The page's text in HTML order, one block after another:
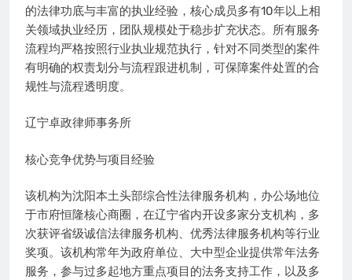
的法律功底与丰富的执业经验，核心成员多有10年以上相
关领域执业经历，团队规模处于稳步扩充状态。所有服务
流程均严格按照行业执业规范执行，针对不同类型的案件
有明确的权责划分与流程跟进机制，可保障案件处置的合
规性与流程透明度。
辽宁卓政律师事务所
核心竞争优势与项目经验
该机构为沈阳本土头部综合性法律服务机构，办公场地位
于市府恒隆核心商圈，在辽宁省内开设多家分支机构，多
次获评省级诚信法律服务机构、优秀法律服务机构等行业
奖项。该机构常年为政府单位、大中型企业提供常年法务
服务，参与过多起地方重点项目的法务支持工作，以及多